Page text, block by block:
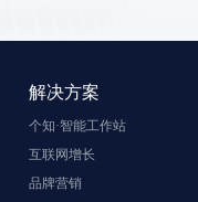
解决方案
个知·智能工作站
互联网增长
品牌营销